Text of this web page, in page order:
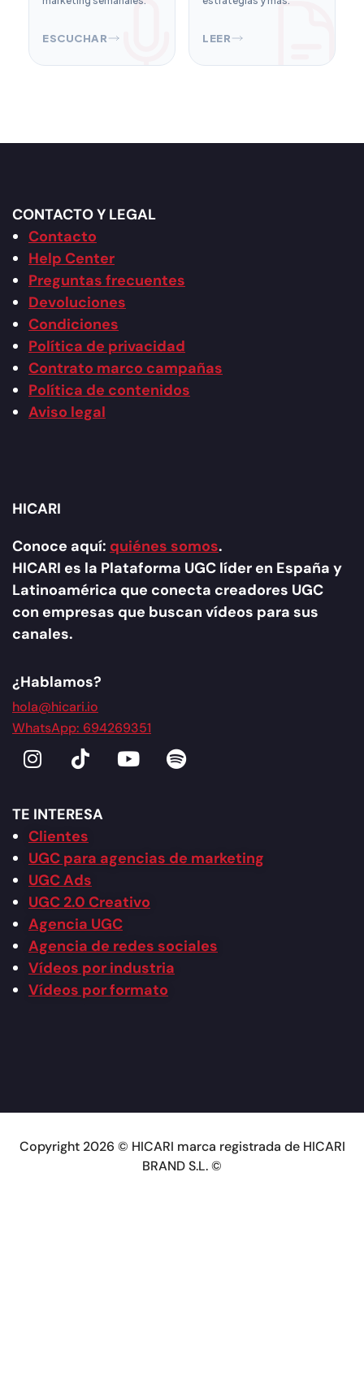
ESCUCHAR LEER
HICARI
Conoce aquí: quiénes somos.
HICARI es la Plataforma UGC líder en España y
Latinoamérica que conecta creadores UGC
con empresas que buscan vídeos para sus
canales.
¿Hablamos?
hola@hicari.io
WhatsApp: 694269351
TE INTERESA
Clientes
UGC para agencias de marketing
UGC Ads
UGC 2.0 Creativo
Agencia UGC
Agencia de redes sociales
Vídeos por industria
Vídeos por formato
CONTACTO Y LEGAL
Contacto
Help Center
Preguntas frecuentes
Devoluciones
Condiciones
Política de privacidad
Contrato marco campañas
Política de contenidos
Aviso legal
Copyright 2026 © HICARI marca registrada de HICARI
BRAND S.L. ©